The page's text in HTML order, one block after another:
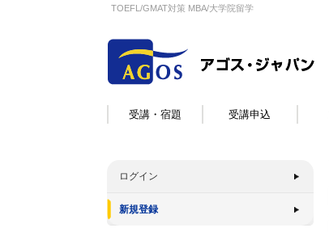
TOEFL/GMAT対策 MBA/大学院留学
受講・宿題 受講申込
ログイン
新規登録